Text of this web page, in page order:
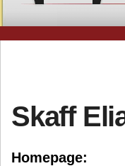
Skaff
Homepage: